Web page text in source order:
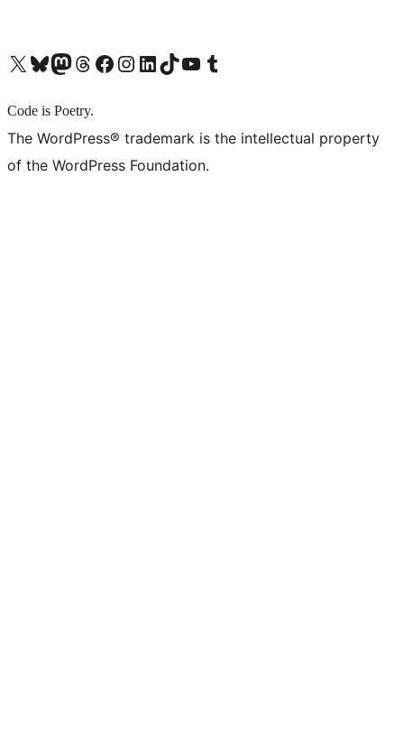
X (旧 Twitter) アカウントへBluesky アカウントへMastodon アカウントへThreads アカウントへ Facebook ページへInstagram アカウントへ LinkedIn アカウントへTikTok アカウントへYouTube チャンネルへ Tumblr アカウントへ
Code is Poetry.
The WordPress® trademark is the intellectual property
of the WordPress Foundation.